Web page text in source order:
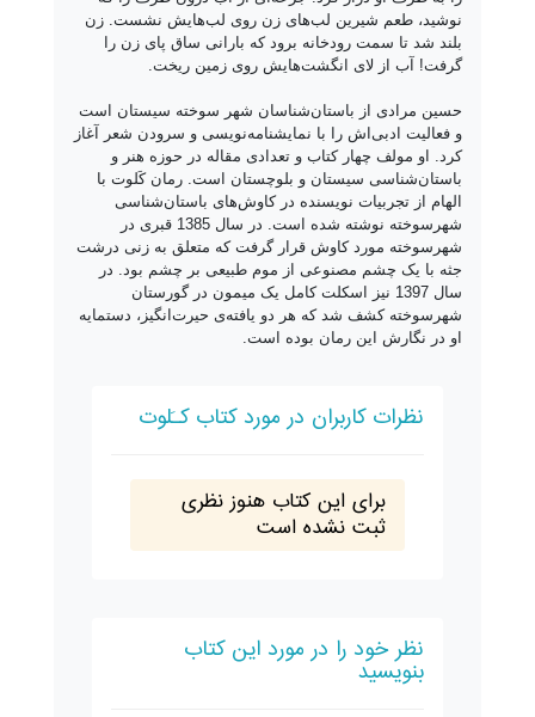
نوشید، طعم شیرین لب‌های زن روی لب‌هایش نشست. زن
بلند شد تا سمت رودخانه برود که بارانی ساق پای زن را
گرفت! آب از لای انگشت‌هایش روی زمین ریخت.
حسین مرادی از باستان‌شناسان شهر سوخته سیستان است
و فعالیت ادبی‌اش را با نمایشنامه‌نویسی و سرودن شعر آغاز
کرد. او مولف چهار کتاب و تعدادی مقاله در حوزه هنر و
باستان‌شناسی سیستان و بلوچستان است. رمان کَلوت با
الهام از تجربیات نویسنده در کاوش‌های باستان‌شناسی
شهرسوخته نوشته شده است. در سال 1385 قبری در
شهرسوخته مورد کاوش قرار گرفت که متعلق به زنی درشت
جثه با یک چشم مصنوعی از موم طبیعی بر چشم بود. در
سال 1397 نیز اسکلت کامل یک میمون در گورستان
شهرسوخته کشف شد که هر دو یافته‌ی حیرت‌انگیز، دستمایه
او در نگارش این رمان بوده است.
نظرات کاربران در مورد کتاب کـَلوت
برای این کتاب هنوز نظری
ثبت نشده است
نظر خود را در مورد این کتاب
بنویسید